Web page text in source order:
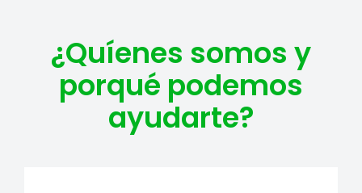
¿Quíenes somos y
porqué podemos
ayudarte?